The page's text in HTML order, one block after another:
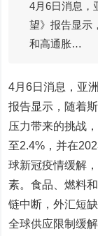
4月6日消息，
望》报告显示
和高通胀…
4月6日消息，亚
报告显示，随着
压力带来的挑战
至2.4%，并在
球新冠疫情缓解
素。食品、燃料
链中断，外汇短
全球供应限制缓